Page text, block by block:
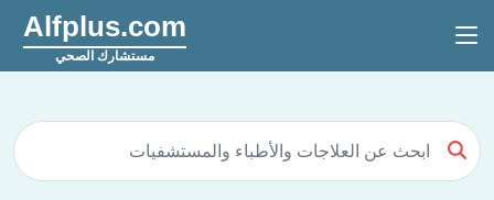
Alfplus.com
مستشارك الصحي